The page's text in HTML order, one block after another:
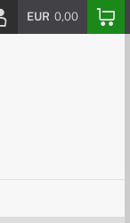
EUR 0,00